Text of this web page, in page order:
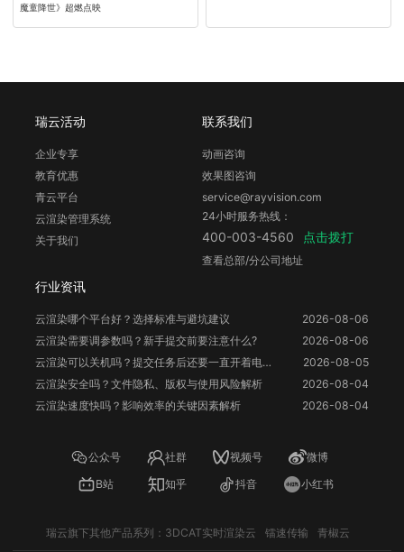
魔童降世》超燃点映
瑞云活动
企业专享
教育优惠
青云平台
云渲染管理系统
关于我们
行业资讯
云渲染哪个平台好？选择标准与避坑建议
2026-08-06
云渲染需要调参数吗？新手提交前要注意什么?
2026-08-06
云渲染可以关机吗？提交任务后还要一直开着电脑吗？
2026-08-05
云渲染安全吗？文件隐私、版权与使用风险解析
2026-08-04
云渲染速度快吗？影响效率的关键因素解析
2026-08-04
联系我们
动画咨询
效果图咨询
service@rayvision.com
24小时服务热线：
400-003-4560 点击拨打
查看总部/分公司地址
公众号 社群 视频号
微博
B站
知乎 抖音 小红书
瑞云旗下其他产品系列： 3DCAT实时渲染云 镭速传输 青椒云